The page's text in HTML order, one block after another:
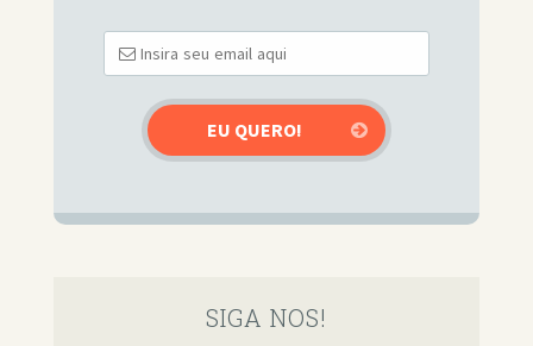
SIGA NOS!